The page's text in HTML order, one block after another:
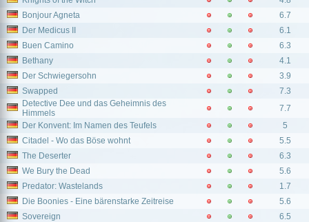
Bonjour Agneta
6.7
Der Medicus II
6.1
Buen Camino
6.3
Bethany
4.1
Der Schwiegersohn
3.9
Swapped
7.3
Detective Dee und das Geheimnis des
Himmels
7.7
Der Konvent: Im Namen des Teufels
5
Citadel - Wo das Böse wohnt
5.5
The Deserter
6.3
We Bury the Dead
5.6
Predator: Wastelands
1.7
Die Boonies - Eine bärenstarke Zeitreise
5.6
Sovereign
6.5